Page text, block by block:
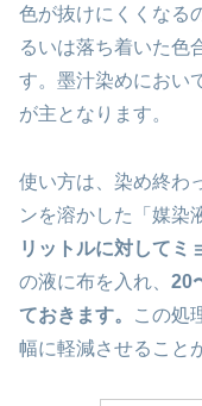
色が抜けにくくなる
るいは落ち着いた色
す。墨汁染めにおい
が主となります。
使い方は、染め終わ
ンを溶かした「媒染
リットルに対してミ
の液に布を入れ、 20
ておきます。
この処
幅に軽減させること